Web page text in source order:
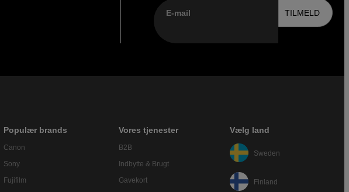
E-mail TILMELD
Populær brands
Canon
Sony
Fujifilm
Vores tjenester
B2B
Indbytte & Brugt
Gavekort
Vælg land
Sweden
Finland